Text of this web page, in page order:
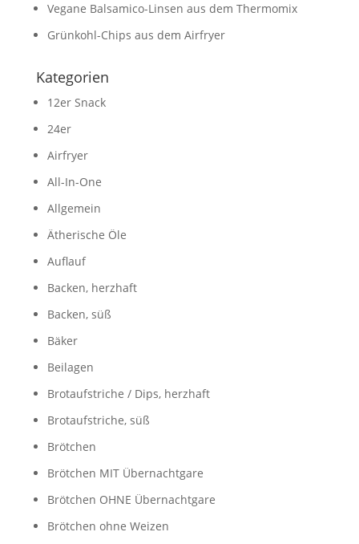
Vegane Balsamico-Linsen aus dem Thermomix
Grünkohl-Chips aus dem Airfryer
Kategorien
12er Snack
24er
Airfryer
All-In-One
Allgemein
Ätherische Öle
Auflauf
Backen, herzhaft
Backen, süß
Bäker
Beilagen
Brotaufstriche / Dips, herzhaft
Brotaufstriche, süß
Brötchen
Brötchen MIT Übernachtgare
Brötchen OHNE Übernachtgare
Brötchen ohne Weizen